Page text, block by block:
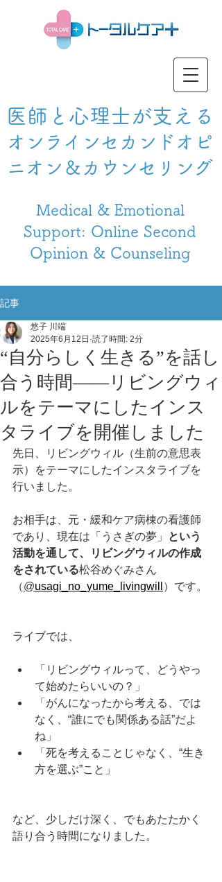
医師と心理士が支える
オンラインセカンドオピ
ニオン＆カウンセリング
Medical & Emotional
Support: Online Second
Opinion & Counseling
記事
“自分らしく生きる”を話し
合う時間——リビングウィ
ルをテーマにしたインス
タライブを開催しました
悠子 川端
2025年6月12日 読了時間: 2分
先日、リビングウィル（生前の意思表
示）をテーマにしたインスタライブを
行いました。
お相手は、元・緩和ケア病棟の看護師
であり、現在は「うさぎの夢」
という
活動を通して、リビングウィルの作成
をされている松谷めぐみさん
（@usagi_no_yume_livingwill ）です。
ライブでは、
「リビングウィルって、どうやっ
て始めたらいいの？」
「がんになったから考える、では
なく、“誰にでも関係ある話”だよ
ね」
「死を考えることじゃなく、“生き
方を選ぶ”こと」
など、少しだけ深く、でもあたたかく
語り合う時間になりました。